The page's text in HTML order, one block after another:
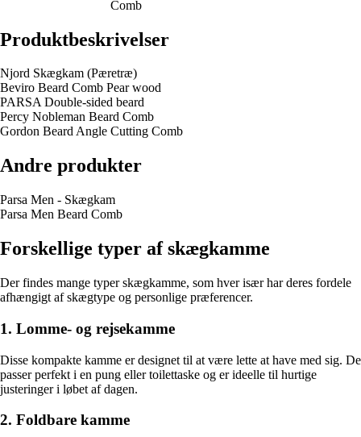
Comb
Produktbeskrivelser
Njord Skægkam (Pæretræ)
Beviro Beard Comb Pear wood
PARSA Double-sided beard
Percy Nobleman Beard Comb
Gordon Beard Angle Cutting Comb
Andre produkter
Parsa Men - Skægkam
Parsa Men Beard Comb
Forskellige typer af skægkamme
Der findes mange typer skægkamme, som hver især har deres fordele
afhængigt af skægtype og personlige præferencer.
1. Lomme- og rejsekamme
Disse kompakte kamme er designet til at være lette at have med sig. De
passer perfekt i en pung eller toilettaske og er ideelle til hurtige
justeringer i løbet af dagen.
2. Foldbare kamme